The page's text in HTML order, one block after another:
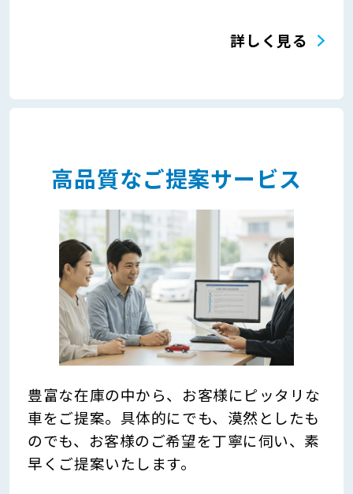
詳しく見る
高品質なご提案サービス
豊富な在庫の中から、お客様にピッタリな
車をご提案。具体的にでも、漠然としたも
のでも、お客様のご希望を丁寧に伺い、素
早くご提案いたします。